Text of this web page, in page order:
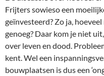
Frijters sowieso een
geïnvesteerd? Zo ja,
genoeg? Daar kom je niet
over leven en dood.
kent. Wel een
bouwplaatsen is dus een